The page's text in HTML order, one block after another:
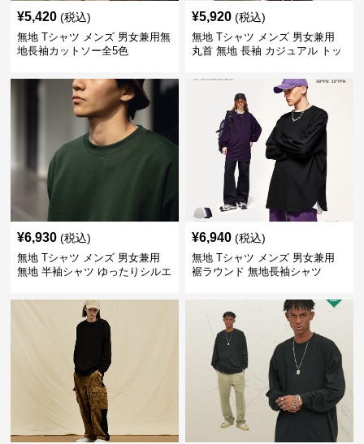
¥5,420 (税込)
無地 Tシャツ メンズ 男女兼用無
地長袖カットソー全5色
¥5,920 (税込)
無地 Tシャツ メンズ 男女兼用
丸首 無地 長袖 カジュアル トッ
¥6,930 (税込)
無地 Tシャツ メンズ 男女兼用
無地 半袖シャツ ゆったりシルエ
¥6,940 (税込)
無地 Tシャツ メンズ 男女兼用
裾ラウンド 無地長袖シャツ